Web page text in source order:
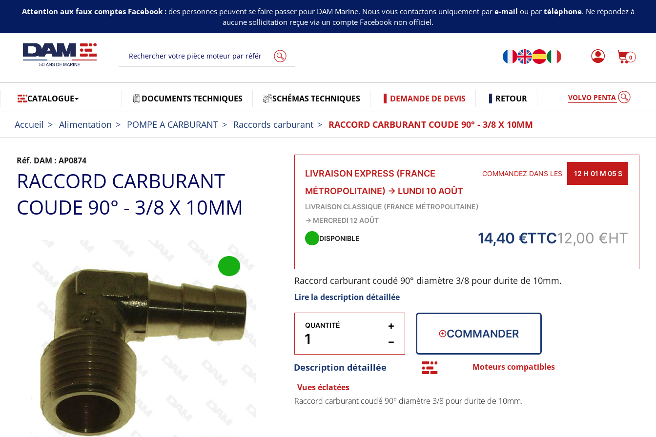
Attention aux faux comptes Facebook :des personnes peuvent se faire passer pour DAM Marine. Nous vous contactons uniquement par e-mail ou par téléphone. Ne répondez à
aucune sollicitation reçue via un compte Facebook non officiel.
0
CATALOGUE DOCUMENTS TECHNIQUES SCHÉMAS TECHNIQUES DEMANDE DE DEVIS RETOUR VOLVO PENTA
Accueil Alimentation POMPE A CARBURANT Raccords carburant RACCORD CARBURANT COUDE 90° - 3/8 X 10MM
Réf. DAM :AP0874
RACCORD CARBURANT
COUDE 90° - 3/8 X 10MM
LIVRAISON EXPRESS (FRANCE
MÉTROPOLITAINE) → LUNDI 10 AOÛT
LIVRAISON CLASSIQUE (FRANCE MÉTROPOLITAINE)
→ MERCREDI 12 AOÛT
COMMANDEZ DANS LES 12 H 01 M04 S
DISPONIBLE 14,40 €TTC12,00 €HT
Raccord carburant coudé 90° diamètre 3/8 pour durite de 10mm.
Lire la description détaillée
QUANTITÉ
−
+
COMMANDER
Description détaillée
Moteurs compatibles
Vues éclatées
Raccord carburant coudé 90° diamètre 3/8 pour durite de 10mm.